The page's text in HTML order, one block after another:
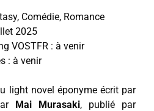
Comédie, Romance
2025
VOSTFR : à venir
: à venir
light novel éponyme écrit par
Mai Murasaki, publié par